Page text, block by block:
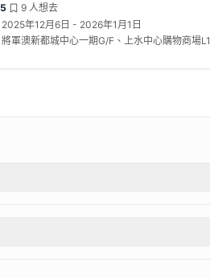
5 9 人想去
2025年12月6日 - 2026年1月1日
將軍澳新都城中心一期G/F、上水中心購物商場L1